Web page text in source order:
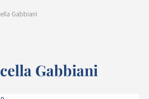
Gabbiani
Gabbiani